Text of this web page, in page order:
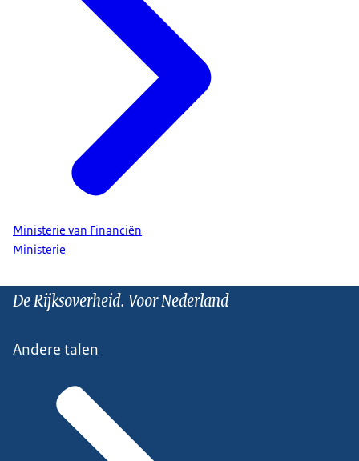
Ministerie van Financiën
Ministerie
De Rijksoverheid. Voor Nederland
Andere talen